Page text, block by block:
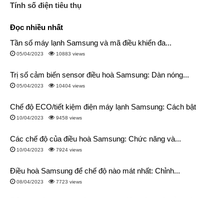
Tính số điện tiêu thụ
Đọc nhiều nhất
Tần số máy lạnh Samsung và mã điều khiển đa...
05/04/2023 10883 views
Trị số cảm biến sensor điều hoà Samsung: Dàn nóng...
05/04/2023 10404 views
Chế độ ECO/tiết kiệm điện máy lạnh Samsung: Cách bật
10/04/2023 9458 views
Các chế độ của điều hoà Samsung: Chức năng và...
10/04/2023 7924 views
Điều hoà Samsung để chế độ nào mát nhất: Chỉnh...
08/04/2023 7723 views